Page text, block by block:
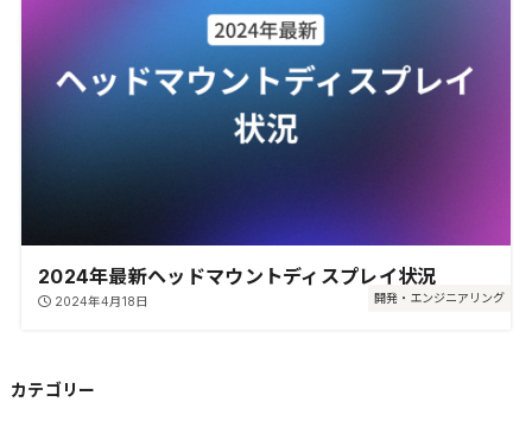
開発・エンジニアリング
2024年最新ヘッドマウントディスプレイ状況
2024年4月18日
カテゴリー